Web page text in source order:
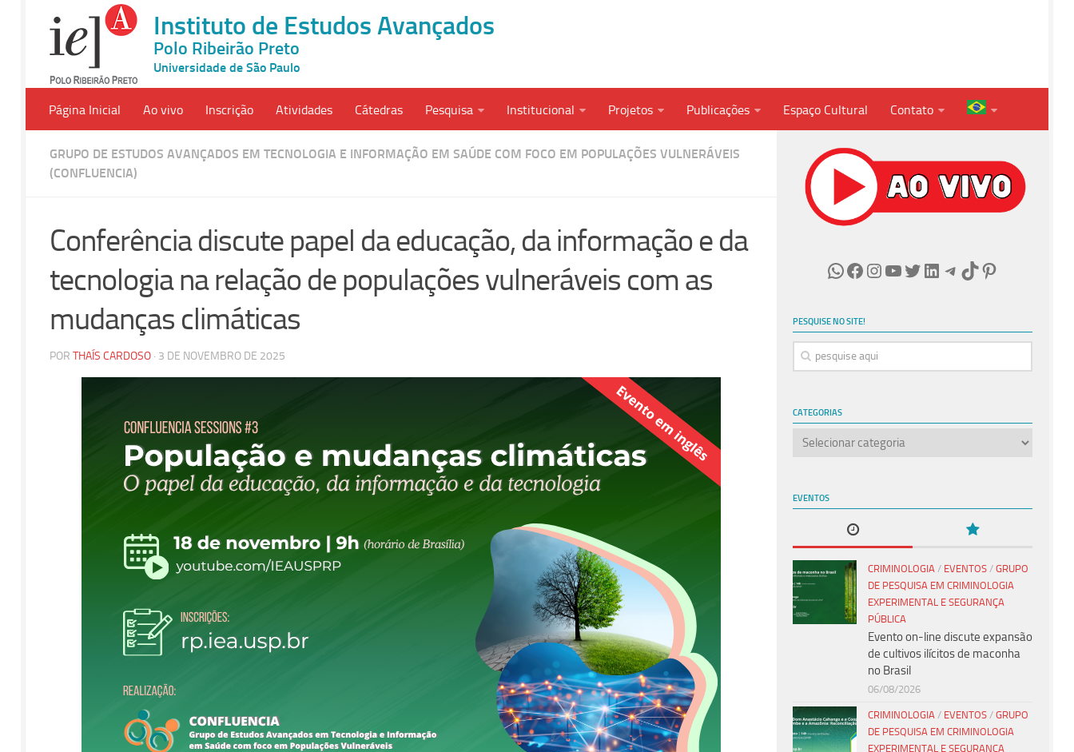
Instituto de Estudos Avançados
Polo Ribeirão Preto
Universidade de São Paulo
Página Inicial Ao vivo Inscrição Atividades Cátedras Pesquisa Institucional Projetos Publicações Espaço Cultural Contato
GRUPO DE ESTUDOS AVANÇADOS EM TECNOLOGIA E INFORMAÇÃO EM SAÚDE COM FOCO EM POPULAÇÕES VULNERÁVEIS
(CONFLUENCIA)
Conferência discute papel da educação, da informação e da
tecnologia na relação de populações vulneráveis com as
mudanças climáticas
POR THAÍS CARDOSO · 3 DE NOVEMBRO DE 2025
WhatsApp
Facebook
Instagram
Youtube
Twitter
LinkedIn
Telegram
TikTokPinterest
PESQUISE NO SITE!
CATEGORIAS
Categorias
EVENTOS
CRIMINOLOGIA / EVENTOS / GRUPO
DE PESQUISA EM CRIMINOLOGIA
EXPERIMENTAL E SEGURANÇA
PÚBLICA
Evento on-line discute expansão
de cultivos ilícitos de maconha
no Brasil
06/08/2026
CRIMINOLOGIA / EVENTOS / GRUPO
DE PESQUISA EM CRIMINOLOGIA
EXPERIMENTAL E SEGURANÇA